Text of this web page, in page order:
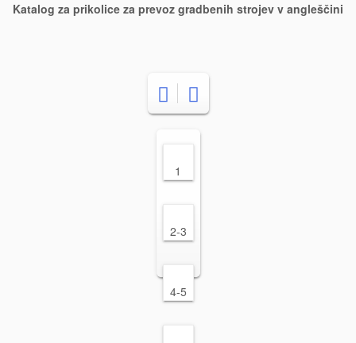
Katalog za prikolice za prevoz gradbenih strojev v angleščini
1
2-3
4-5